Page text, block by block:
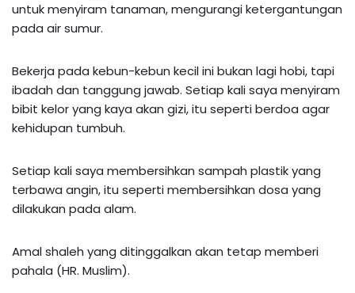
untuk menyiram tanaman, mengurangi ketergantungan
pada air sumur.
Bekerja pada kebun-kebun kecil ini bukan lagi hobi, tapi
ibadah dan tanggung jawab. Setiap kali saya menyiram
bibit kelor yang kaya akan gizi, itu seperti berdoa agar
kehidupan tumbuh.
Setiap kali saya membersihkan sampah plastik yang
terbawa angin, itu seperti membersihkan dosa yang
dilakukan pada alam.
Amal shaleh yang ditinggalkan akan tetap memberi
pahala (HR. Muslim).